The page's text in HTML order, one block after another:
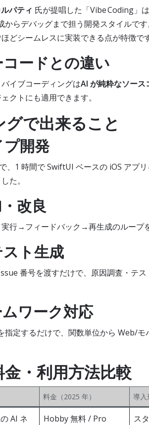
パティ 氏が提唱した「Vibe Coding」
からデバッグまで担う開発スタイルで
どシームレスに実装できる点が特徴です
コードとの違い
イブコーディングはAI が純粋なソース
クトにも適用できます。
で出来ること
プ開発
、1 時間で SwiftUI ベースの iOS アプ
た。
改良
行→フィードバック→再生成のループを
スト生成
番号を渡すだけで、原因調査・テス
ワーク対応
指定するだけで、関数単位から Web/
・利用方法比較
料金（2025 年） 導入
AI ネ
Hobby 無料 / Pro
ス